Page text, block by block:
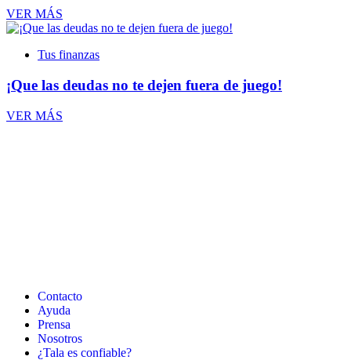
VER MÁS
Tus finanzas
¡Que las deudas no te dejen fuera de juego!
VER MÁS
Contacto
Ayuda
Prensa
Nosotros
¿Tala es confiable?